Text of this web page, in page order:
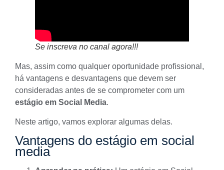
Se inscreva no canal agora!!!
Mas, assim como qualquer oportunidade profissional,
há vantagens e desvantagens que devem ser
consideradas antes de se comprometer com um
estágio em Social Media.
Neste artigo, vamos explorar algumas delas.
Vantagens do estágio em social
media